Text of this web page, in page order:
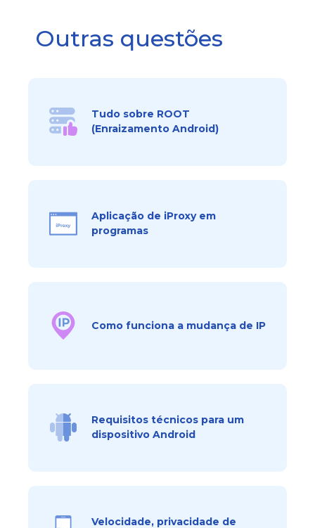
Outras questões
Tudo sobre ROOT
(Enraizamento Android)
Aplicação de iProxy em
programas
Como funciona a mudança de IP
Requisitos técnicos para um
dispositivo Android
Velocidade, privacidade de